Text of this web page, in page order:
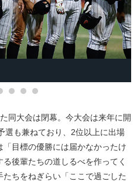
同大会は閉幕。今大会は来年に開
選も兼ねており、2位以上に出場
目標の優勝には届かなかったけ
後輩たちの道しるべを作ってく
ちをねぎらい「ここで過ごした